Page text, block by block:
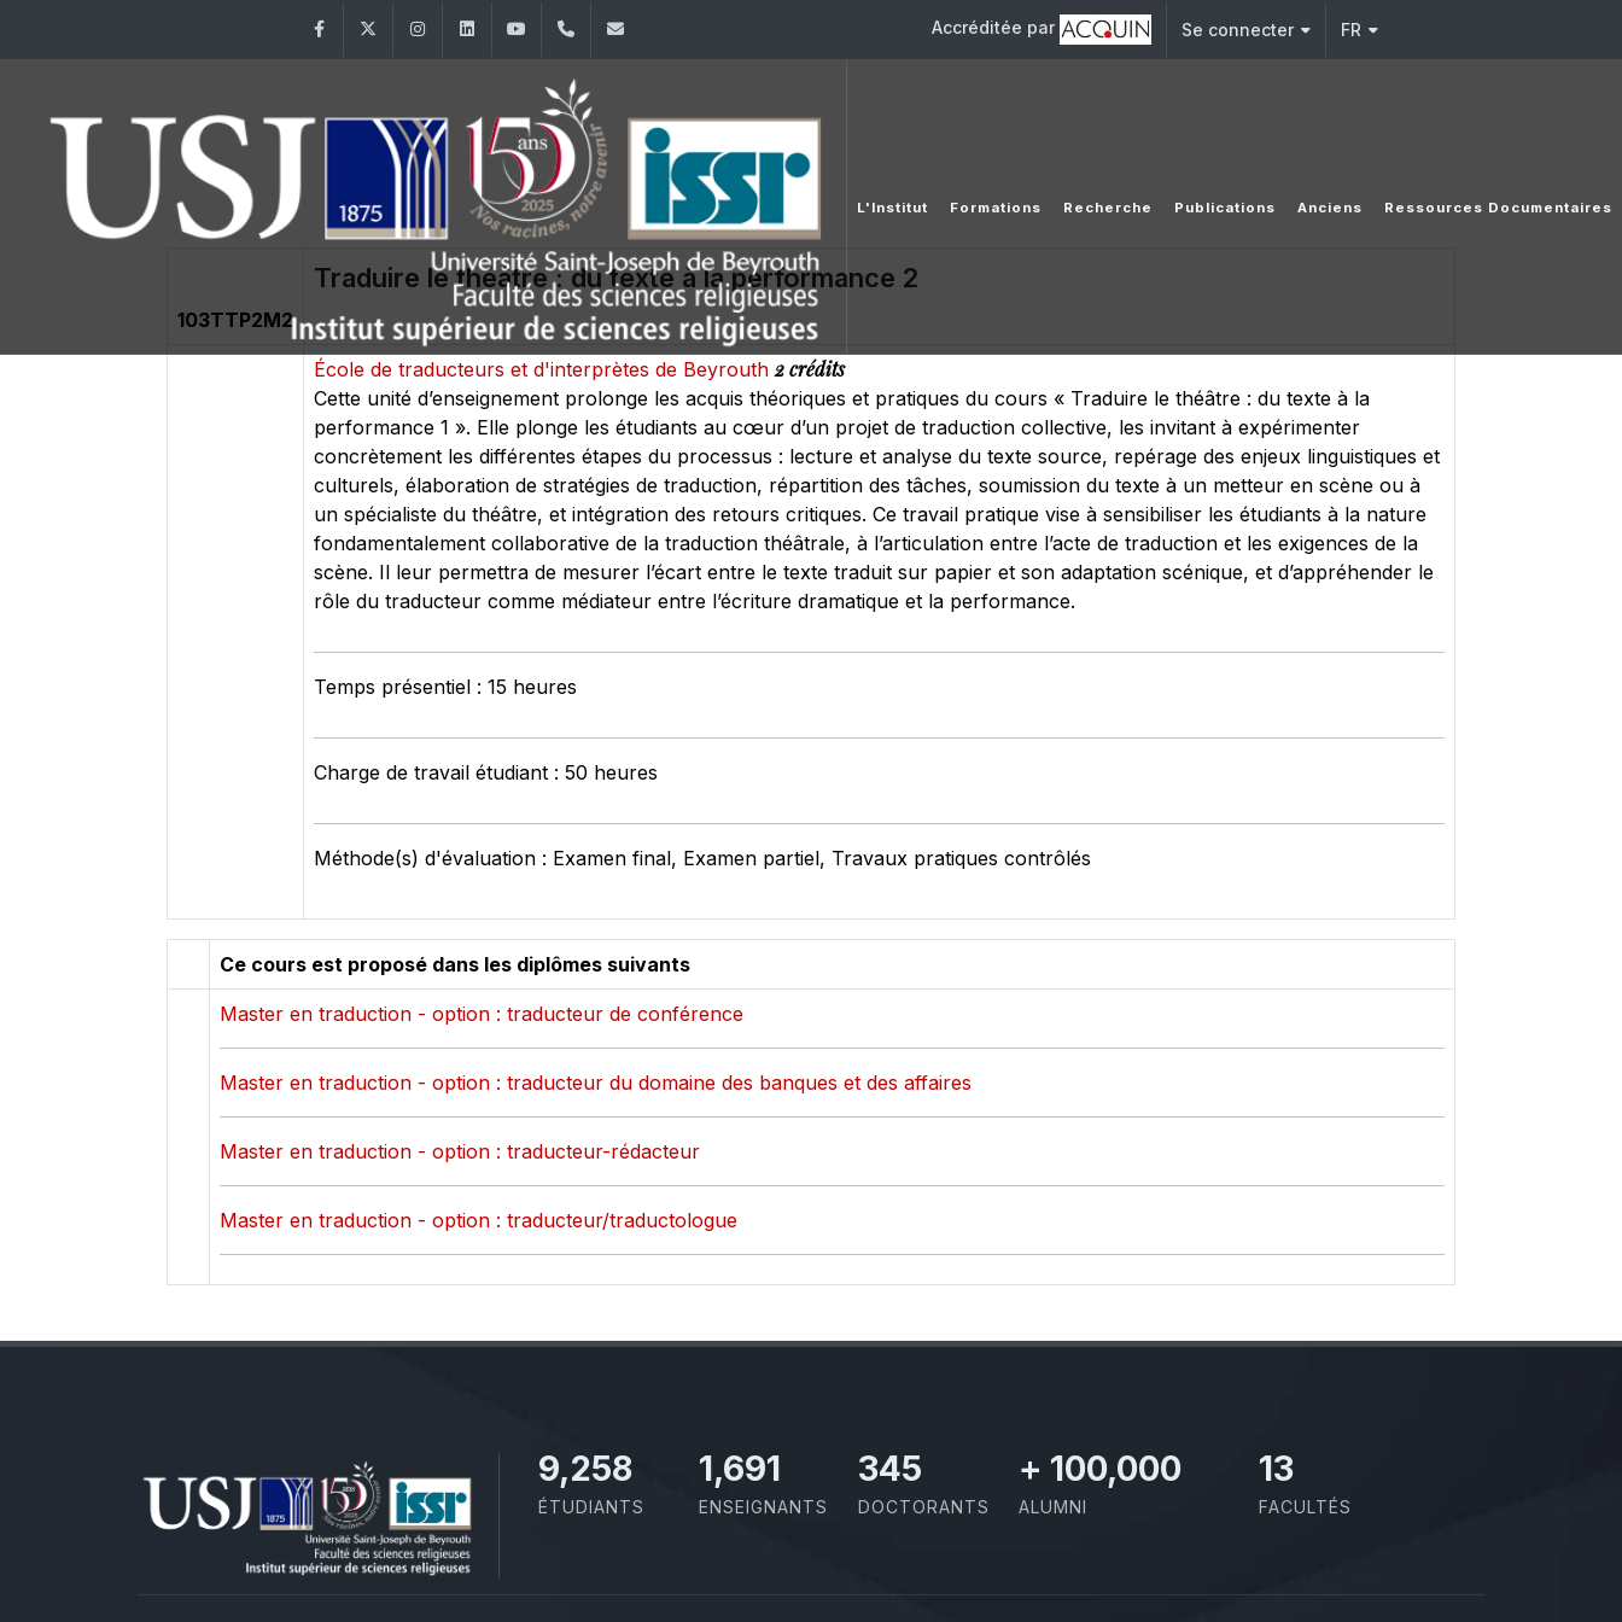
FacebookTwitter InstagramLinkedInYouTube+961 (1) 421 581 Accréditée par Se connecter FR
L'Institut Formations Recherche Publications Anciens Ressources Documentaires
103TTP2M2
Traduire le théâtre : du texte à la performance 2
École de traducteurs et d'interprètes de Beyrouth2 crédits
Cette unité d’enseignement prolonge les acquis théoriques et pratiques du cours « Traduire le théâtre : du texte à la
performance 1 ». Elle plonge les étudiants au cœur d’un projet de traduction collective, les invitant à expérimenter
concrètement les différentes étapes du processus : lecture et analyse du texte source, repérage des enjeux linguistiques et
culturels, élaboration de stratégies de traduction, répartition des tâches, soumission du texte à un metteur en scène ou à
un spécialiste du théâtre, et intégration des retours critiques. Ce travail pratique vise à sensibiliser les étudiants à la nature
fondamentalement collaborative de la traduction théâtrale, à l’articulation entre l’acte de traduction et les exigences de la
scène. Il leur permettra de mesurer l’écart entre le texte traduit sur papier et son adaptation scénique, et d’appréhender le
rôle du traducteur comme médiateur entre l’écriture dramatique et la performance.
Temps présentiel : 15 heures
Charge de travail étudiant : 50 heures
Méthode(s) d'évaluation : Examen final, Examen partiel, Travaux pratiques contrôlés
Ce cours est proposé dans les diplômes suivants
Master en traduction - option : traducteur de conférence
Master en traduction - option : traducteur du domaine des banques et des affaires
Master en traduction - option : traducteur-rédacteur
Master en traduction - option : traducteur/traductologue
10,493
ÉTUDIANTS
1,917
ENSEIGNANTS
391
DOCTORANTS
+ 100,000
ALUMNI
13
FACULTÉS